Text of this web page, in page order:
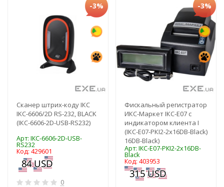
-3%
Сканер штрих-коду ІКС
IKC-6606/2D RS-232, BLACK
(ІКС-6606-2D-USB-RS232)
Арт: ІКС-6606-2D-USB-
RS232
Код: 429601
0
-3%
Фискальный регистратор
ИКС-Маркет ІКС-E07 c
индикатором клиента I
(ІКС-E07-РКІ2-2х16DB-Black)
16DB-Black)
Арт: ІКС-E07-РКІ2-2х16DB-
Black
Код: 403953